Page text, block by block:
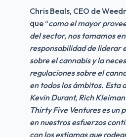
Chris Beals, CEO de
que “como el mayor
del sector, nos tomamos
responsabilidad de liderar
sobre el cannabis y la
regulaciones sobre el
en todos los ámbitos. Esta
Kevin Durant, Rich
Thirty Five Ventures es un
en nuestros esfuerzos
con los estigmas que